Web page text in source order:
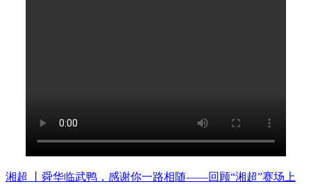
湘超 丨舜华临武鸭，感谢你一路相随——回顾“湘超”赛场上